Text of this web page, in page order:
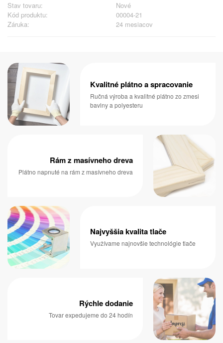
Stav tovaru:
Nové
Kód produktu:
00004-21
Záruka:
24 mesiacov
Kvalitné plátno a spracovanie
Ručná výroba a kvalitné plátno zo zmesi
bavlny a polyesteru
Rám z masívneho dreva
Plátno napnuté na rám z masívneho dreva
Najvyššia kvalita tlače
Využívame najnovšie technológie tlače
Rýchle dodanie
Tovar expedujeme do 24 hodín